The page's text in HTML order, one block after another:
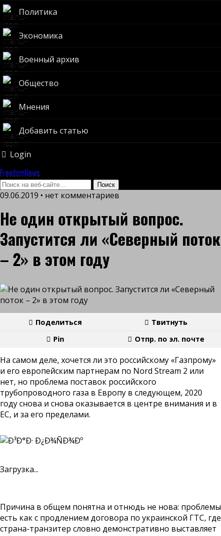
Политика
Экономика
Военный архив
Общество
Мнения
Добавить статью
Login
FreedomNews
09.06.2019 • нет комментариев
Не один открытый вопрос.
Запустится ли «Северный поток
– 2» в этом году
Поделиться
Твитнуть
Pin
Отпр. по эл. почте
На самом деле, хочется ли это российскому «Газпрому»
и его европейским партнерам по Nord Stream 2 или
нет, но проблема поставок российского
трубопроводного газа в Европу в следующем, 2020
году снова и снова оказывается в центре внимания и в
ЕС, и за его пределами.
Загрузка...
Причина в общем понятна и отнюдь не нова: проблемы
есть как с продлением договора по украинской ГТС, где
страна-транзитер словно демонстративно выставляет